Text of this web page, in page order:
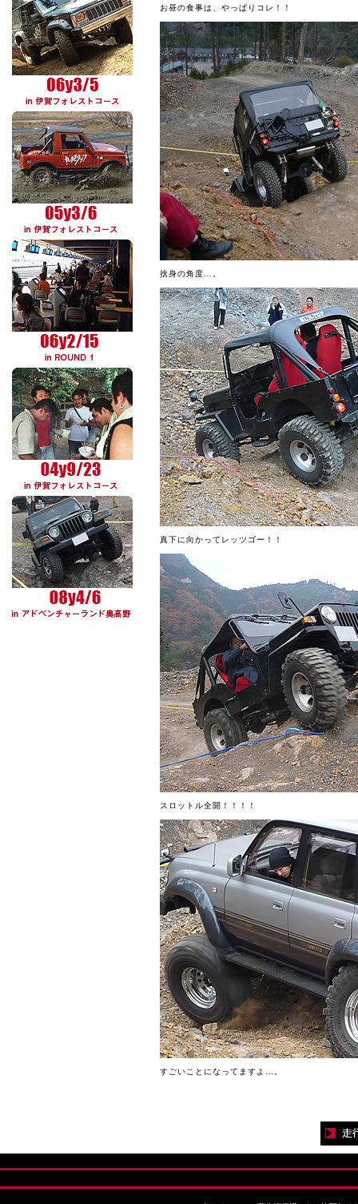
お昼の食事は、やっぱりコレ！！
捨身の角度…。
真下に向かってレッツゴー！！
スロットル全開！！！！
すごいことになってますよ…。